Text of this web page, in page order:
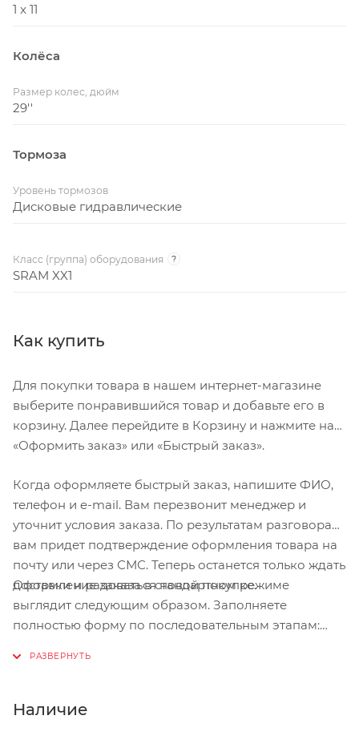
1 x 11
Колёса
Размер колес, дюйм
29''
Тормоза
Уровень тормозов
Дисковые гидравлические
Класс (группа) оборудования ?
SRAM XX1
Как купить
Для покупки товара в нашем интернет-магазине
выберите понравившийся товар и добавьте его в
корзину. Далее перейдите в Корзину и нажмите на
«Оформить заказ» или «Быстрый заказ».
Когда оформляете быстрый заказ, напишите ФИО,
телефон и e-mail. Вам перезвонит менеджер и
уточнит условия заказа. По результатам разговора
вам придет подтверждение оформления товара на
почту или через СМС. Теперь останется только ждать
доставки и радоваться новой покупке.
Оформление заказа в стандартном режиме
выглядит следующим образом. Заполняете
полностью форму по последовательным этапам:
Нажмите кнопку «Оформить заказ».
Наличие